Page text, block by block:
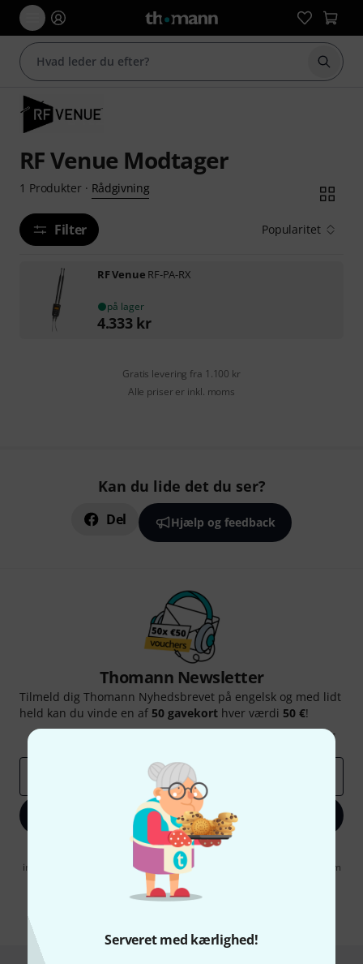
Serveret med kærlighed!
Start
RF Venue Modtager
1 Produkter· Rådgivning
Filter Popularitet
RF Venue RF-PA-RX
på lager
4.333 kr
Gratis levering fra 1.100 kr
Alle priser er inkl. moms
Kan du lide det du ser?
Del Hjælp og feedback
Thomann Newsletter
Tilmeld dig Thomann Nyhedsbrevet på engelsk og med lidt
held kan du vinde en af 50 gavekort hver værdi 50 €!
Thomann-indsigter
Tilmeld dig nu
Når jeg klikker på "Tilmeld dig nu", erklærer jeg mig samtidig
indforstået med at modtage e-mail-reklame. Dette tilsagn kan når som
helst trækkes tilbage. Find yderligere informationer i vores
informationer om databeskyttelse